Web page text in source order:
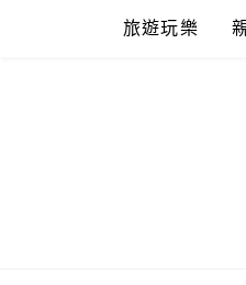
旅遊玩樂